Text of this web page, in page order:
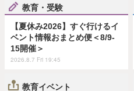
教育・受験
【夏休み2026】すぐ行けるイ
ベント情報おまとめ便＜8/9-
15開催＞
2026.8.7 Fri 19:45
教育イベント